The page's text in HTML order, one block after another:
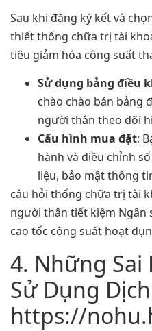
Sau khi đăng ký kết và
thiết thống chữa trị tài
tiêu giảm hóa công suất
Sử dụng bảng điều
chào chào bán bảng
người thân theo dõi
Cấu hình mua đặt:
hành và điều chỉnh
liệu, bảo mật thông
câu hỏi thống chữa trị tài
người thân tiết kiệm Ngân
cao tốc công suất hoạt
4. Những Sai
Sử Dụng
https://